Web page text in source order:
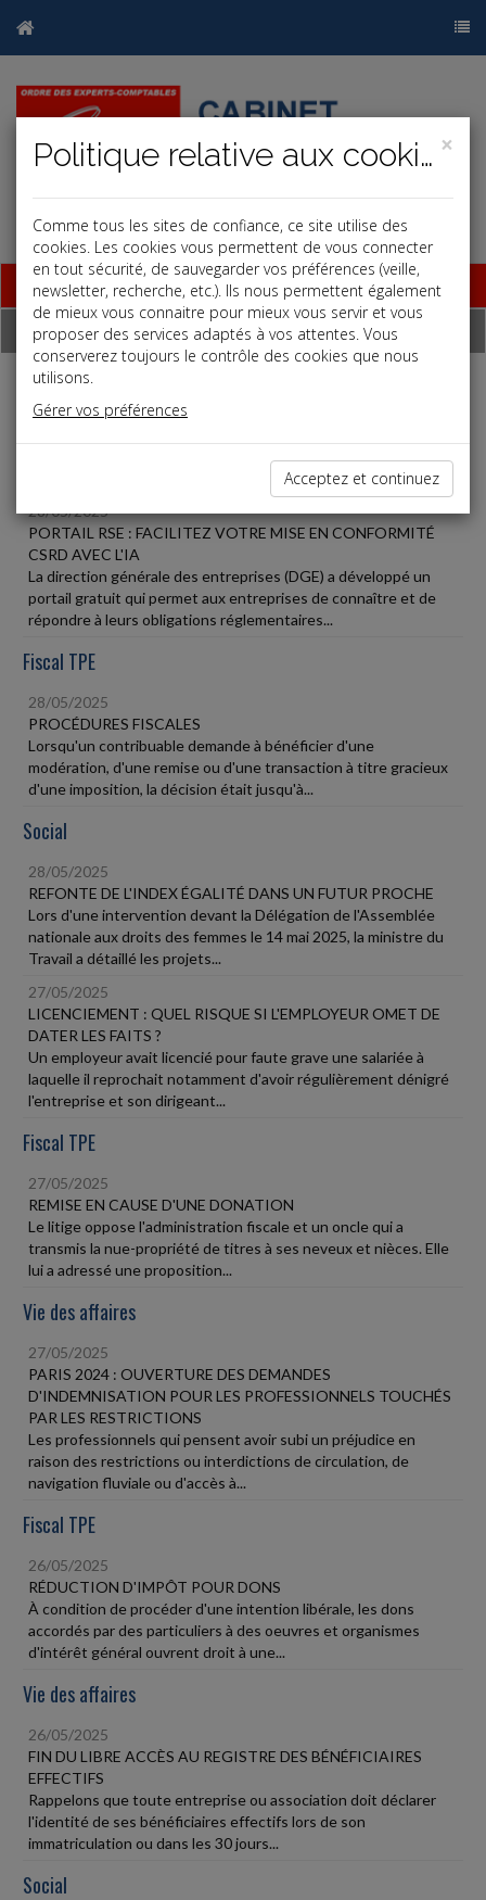
Base documentaire
Dépêches
Liste des dernières dépêches
28/05/2025
PORTAIL RSE : FACILITEZ VOTRE MISE EN CONFORMITÉ
CSRD AVEC L'IA
La direction générale des entreprises (DGE) a développé un
portail gratuit qui permet aux entreprises de connaître et de
répondre à leurs obligations réglementaires...
Fiscal TPE
28/05/2025
PROCÉDURES FISCALES
Lorsqu'un contribuable demande à bénéficier d'une
modération, d'une remise ou d'une transaction à titre gracieux
d'une imposition, la décision était jusqu'à...
Social
28/05/2025
REFONTE DE L'INDEX ÉGALITÉ DANS UN FUTUR PROCHE
Lors d'une intervention devant la Délégation de l'Assemblée
nationale aux droits des femmes le 14 mai 2025, la ministre du
Travail a détaillé les projets...
27/05/2025
LICENCIEMENT : QUEL RISQUE SI L'EMPLOYEUR OMET DE
DATER LES FAITS ?
Un employeur avait licencié pour faute grave une salariée à
laquelle il reprochait notamment d'avoir régulièrement dénigré
l'entreprise et son dirigeant...
Fiscal TPE
27/05/2025
REMISE EN CAUSE D'UNE DONATION
Le litige oppose l'administration fiscale et un oncle qui a
transmis la nue-propriété de titres à ses neveux et nièces. Elle
lui a adressé une proposition...
Vie des affaires
27/05/2025
PARIS 2024 : OUVERTURE DES DEMANDES
D'INDEMNISATION POUR LES PROFESSIONNELS TOUCHÉS
PAR LES RESTRICTIONS
Les professionnels qui pensent avoir subi un préjudice en
raison des restrictions ou interdictions de circulation, de
navigation fluviale ou d'accès à...
Fiscal TPE
26/05/2025
RÉDUCTION D'IMPÔT POUR DONS
À condition de procéder d'une intention libérale, les dons
accordés par des particuliers à des oeuvres et organismes
d'intérêt général ouvrent droit à une...
Vie des affaires
26/05/2025
FIN DU LIBRE ACCÈS AU REGISTRE DES BÉNÉFICIAIRES
EFFECTIFS
Rappelons que toute entreprise ou association doit déclarer
l'identité de ses bénéficiaires effectifs lors de son
immatriculation ou dans les 30 jours...
Social
×
Politique relative aux cookies
Comme tous les sites de confiance, ce site utilise des
cookies. Les cookies vous permettent de vous connecter
en tout sécurité, de sauvegarder vos préférences (veille,
newsletter, recherche, etc.). Ils nous permettent également
de mieux vous connaitre pour mieux vous servir et vous
proposer des services adaptés à vos attentes. Vous
conserverez toujours le contrôle des cookies que nous
utilisons.
Gérer vos préférences
Acceptez et continuez